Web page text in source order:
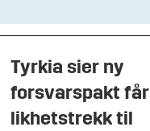
Tyrkia sier ny
forsvarspakt får
likhetstrekk til